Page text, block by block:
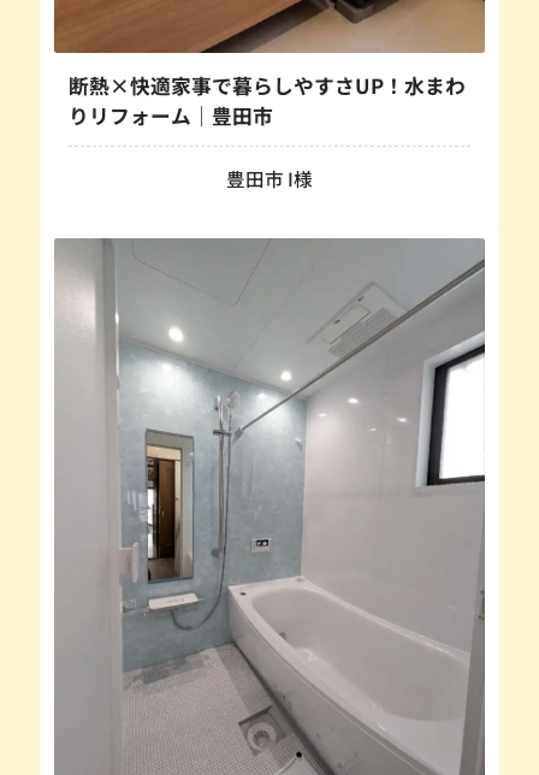
断熱×快適家事で暮らしやすさUP！水まわ
りリフォーム｜豊田市
豊田市 I様